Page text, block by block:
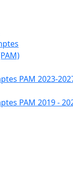
PAM 2023-
PAM 2019 -